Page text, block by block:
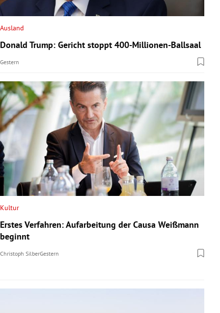
Untermenü
Untermenü
Untermenü
Untermenü
Untermenü
Untermenü
Untermenü
Untermenü
Ausland
Donald Trump: Gericht stoppt 400-Millionen-Ballsaal
Gestern
Kultur
Erstes Verfahren: Aufarbeitung der Causa Weißmann
beginnt
Christoph SilberGestern